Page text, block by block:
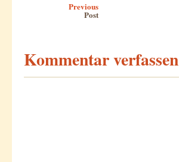
Previous
Post
Kommentar verfassen